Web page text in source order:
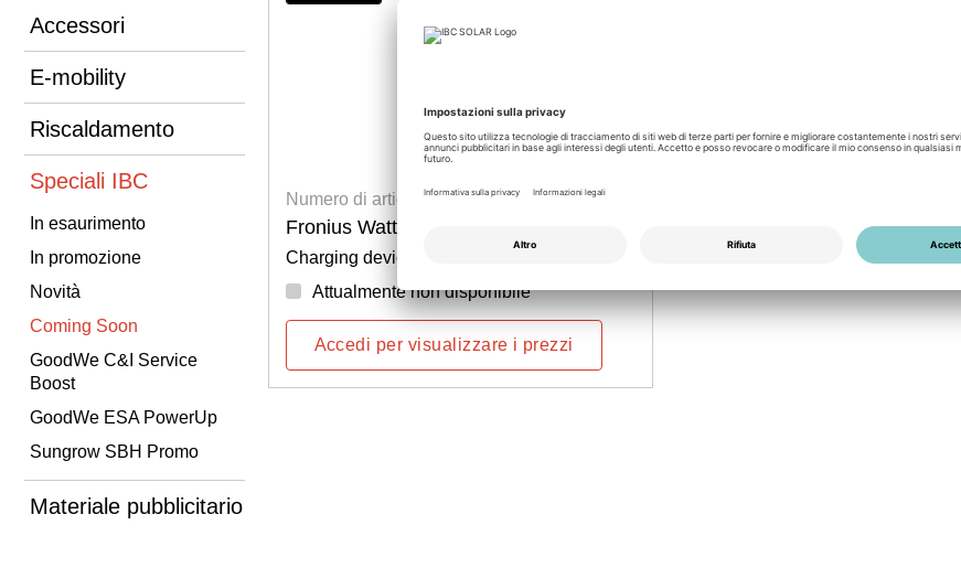
Accessori
E-mobility
Riscaldamento
Speciali IBC
In esaurimento
In promozione
Novità
Coming Soon
GoodWe C&I Service
Boost
GoodWe ESA PowerUp
Sungrow SBH Promo
Materiale pubblicitario
Numero di articolo: 5101100029
Fronius Wattpilot Flex Pro 22 C6E
Charging device 22kW T2 cable WLAN MID
Attualmente non disponibile
Accedi per visualizzare i prezzi